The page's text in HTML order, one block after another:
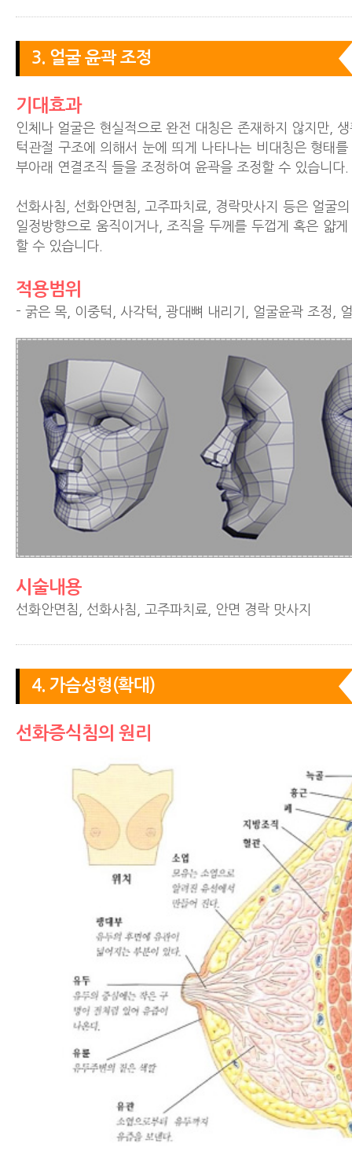
3. 얼굴 윤곽 조정
기대효과
인체나 얼굴은 현실적으로 완전 대칭은 존재하지 않지만,
턱관절 구조에 의해서 눈에 띄게 나타나는 비대칭은 형태
부아래 연결조직 들을 조정하여 윤곽을 조정할 수 있습니다.
선화사침, 선화안면침, 고주파치료, 경락맛사지 등은 얼굴
일정방향으로 움직이거나, 조직을 두께를 두껍게 혹은 얇
할 수 있습니다.
적용범위
- 굵은 목, 이중턱, 사각턱, 광대뼈 내리기, 얼굴윤곽 조정,
시술내용
선화안면침, 선화사침, 고주파치료, 안면 경락 맛사지
4. 가슴성형(확대)
선화증식침의 원리